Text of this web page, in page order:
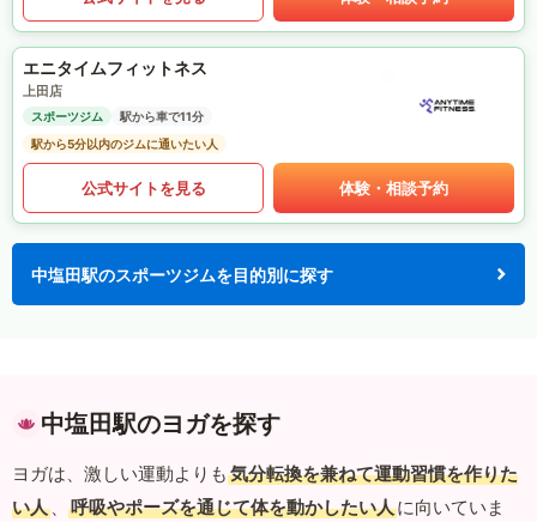
エニタイムフィットネス
上田店
スポーツジム
駅から車で11分
駅から5分以内のジムに通いたい人
公式サイトを見る 体験・相談予約
中塩田駅のスポーツジムを目的別に探す
中塩田駅のヨガを探す
ヨガは、激しい運動よりも 気分転換を兼ねて運動習慣を作りた
い人 、 呼吸やポーズを通じて体を動かしたい人に向いていま